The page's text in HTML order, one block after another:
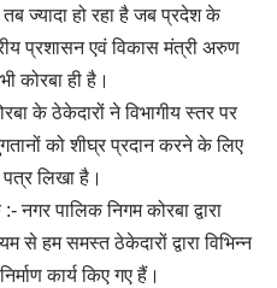
ज्यादा हो रहा है जब प्रदेश के
प्रशासन एवं विकास मंत्री अरुण
कोरबा ही है।
के ठेकेदारों ने विभागीय स्तर पर
को शीघ्र प्रदान करने के लिए
लिखा है।
नगर पालिक निगम कोरबा द्वारा
से हम समस्त ठेकेदारों द्वारा विभिन्न
कार्य किए गए हैं।